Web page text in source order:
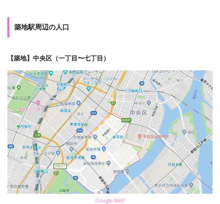
築地駅周辺の人口
【築地】中央区（一丁目〜七丁目）
Google MAP